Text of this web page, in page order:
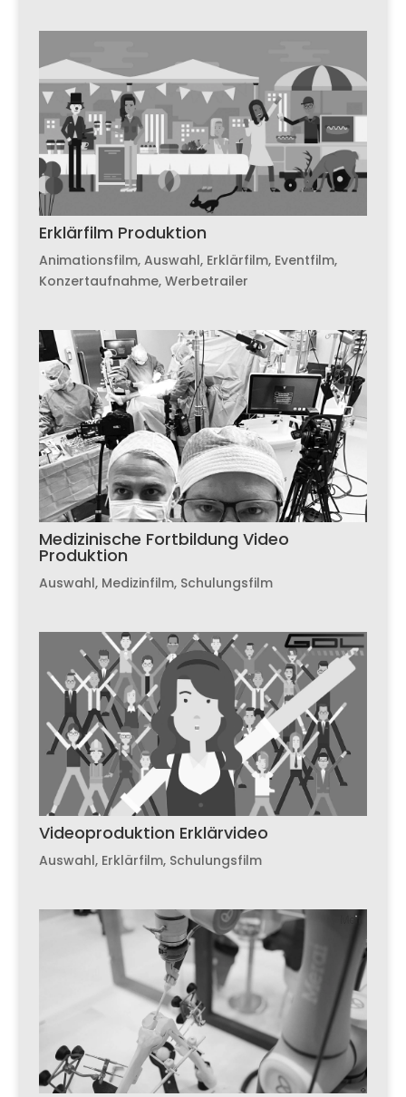
Erklärfilm Produktion
Animationsfilm, Auswahl, Erklärfilm, Eventfilm,
Konzertaufnahme, Werbetrailer
Medizinische Fortbildung Video
Produktion
Auswahl, Medizinfilm, Schulungsfilm
Videoproduktion Erklärvideo
Auswahl, Erklärfilm, Schulungsfilm